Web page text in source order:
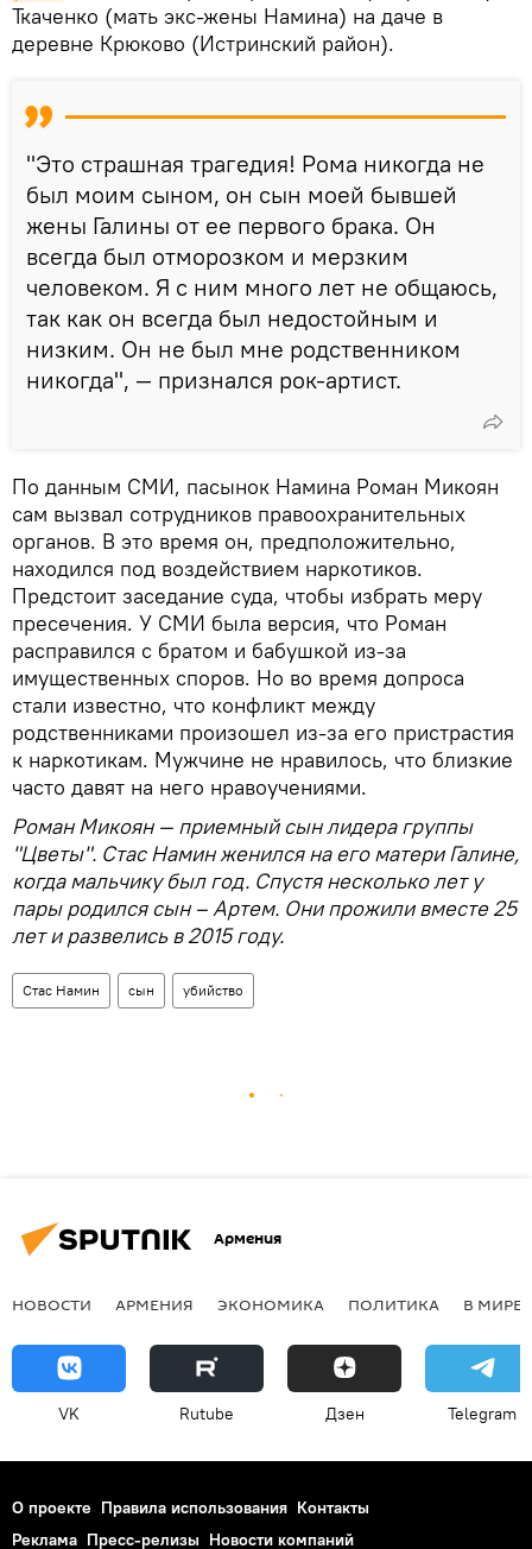
Ткаченко (мать экс-жены Намина) на даче в
деревне Крюково (Истринский район).
"Это страшная трагедия! Рома никогда не
был моим сыном, он сын моей бывшей
жены Галины от ее первого брака. Он
всегда был отморозком и мерзким
человеком. Я с ним много лет не общаюсь,
так как он всегда был недостойным и
низким. Он не был мне родственником
никогда", — признался рок-артист.
По данным СМИ, пасынок Намина Роман Микоян
сам вызвал сотрудников правоохранительных
органов. В это время он, предположительно,
находился под воздействием наркотиков.
Предстоит заседание суда, чтобы избрать меру
пресечения. У СМИ была версия, что Роман
расправился с братом и бабушкой из-за
имущественных споров. Но во время допроса
стали известно, что конфликт между
родственниками произошел из-за его пристрастия
к наркотикам. Мужчине не нравилось, что близкие
часто давят на него нравоучениями.
Роман Микоян — приемный сын лидера группы
"Цветы". Стас Намин женился на его матери Галине,
когда мальчику был год. Спустя несколько лет у
пары родился сын – Артем. Они прожили вместе 25
лет и развелись в 2015 году.
Стас Намин сын убийство
Армения
НОВОСТИ АРМЕНИЯ ЭКОНОМИКА ПОЛИТИКА В МИРЕ
VK Rutube Дзен Telegram
О проекте Правила использования Контакты
Реклама Пресс-релизы Новости компаний